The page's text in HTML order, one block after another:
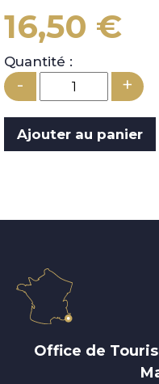
16,50 €
Quantité :
- +
Office de